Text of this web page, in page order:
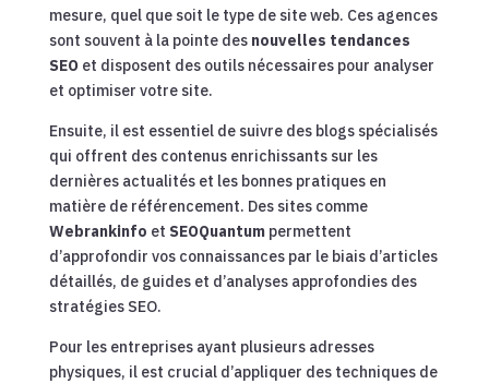
mesure, quel que soit le type de site web. Ces agences
sont souvent à la pointe des nouvelles tendances
SEO et disposent des outils nécessaires pour analyser
et optimiser votre site.
Ensuite, il est essentiel de suivre des blogs spécialisés
qui offrent des contenus enrichissants sur les
dernières actualités et les bonnes pratiques en
matière de référencement. Des sites comme
Webrankinfo et SEOQuantumpermettent
d’approfondir vos connaissances par le biais d’articles
détaillés, de guides et d’analyses approfondies des
stratégies SEO.
Pour les entreprises ayant plusieurs adresses
physiques, il est crucial d’appliquer des techniques de